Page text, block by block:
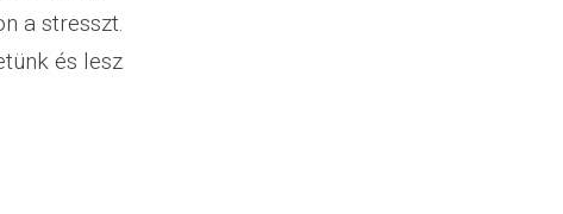
a stresszt.
és lesz